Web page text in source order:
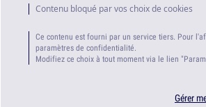
Contenu bloqué par vos choix de cookies
Ce contenu est fourni par un service tiers. Pour
paramètres de confidentialité.
Modifiez ce choix à tout moment via le lien
Gérer